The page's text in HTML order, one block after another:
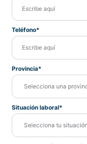
Teléfono*
Provincia*
Situación laboral*